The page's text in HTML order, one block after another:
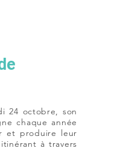
24 octobre, son
chaque année
et produire leur
à travers